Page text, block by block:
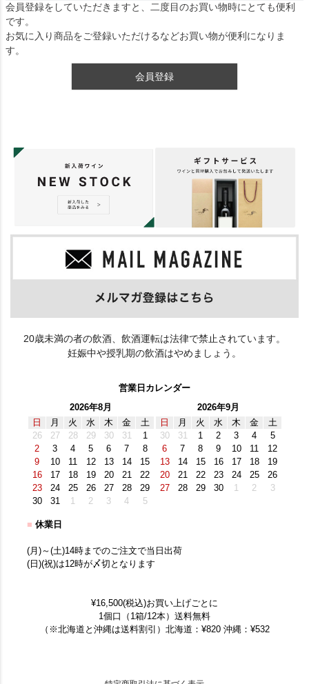
会員登録をしていただきますと、二度目のお買い物時にとても便利
です。
お気に入り商品をご登録いただけるなどお買い物が便利になりま
す。
会員登録
20歳未満の者の飲酒、飲酒運転は法律で禁止されています。
妊娠中や授乳期の飲酒はやめましょう。
営業日カレンダー
2026年8月
日
月 火 水 木 金
土
26
27 28 29 30 31
1
2
3 4 5 6 7
8
9
10 11 12 13 14
15
16
17 18 19 20 21
22
23
24 25 26 27 28
29
30
31 1 2 3 4 5
2026年9月
日
月 火 水 木 金
土
30
31 1 2 3 4
5
6
7 8 9 10 11
12
13
14 15 16 17 18
19
20
21 22 23 24 25
26
27
28 29 30 1 2 3
■ 休業日
(月)～(土)14時までのご注文で当日出荷
(日)(祝)は12時が〆切となります
¥16,500(税込)お買い上げごとに
1個口（1箱/12本）送料無料
（※北海道と沖縄は送料割引）北海道：¥820 沖縄：¥532